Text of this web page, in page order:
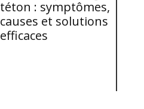
téton : symptômes,
causes et solutions
efficaces